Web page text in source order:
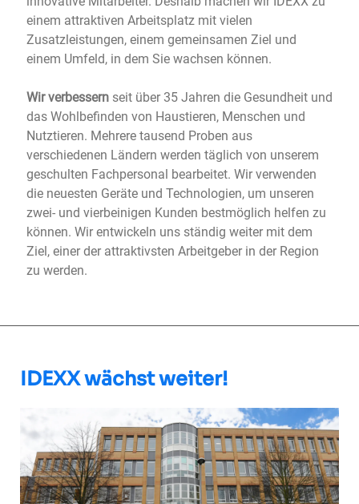
einem attraktiven Arbeitsplatz mit vielen
Zusatzleistungen, einem gemeinsamen Ziel und
einem Umfeld, in dem Sie wachsen können.
Wir verbessern seit über 35 Jahren die Gesundheit und
das Wohlbefinden von Haustieren, Menschen und
Nutztieren. Mehrere tausend Proben aus
verschiedenen Ländern werden täglich von unserem
geschulten Fachpersonal bearbeitet. Wir verwenden
die neuesten Geräte und Technologien, um unseren
zwei- und vierbeinigen Kunden bestmöglich helfen zu
können. Wir entwickeln uns ständig weiter mit dem
Ziel, einer der attraktivsten Arbeitgeber in der Region
zu werden.
IDEXX wächst weiter!